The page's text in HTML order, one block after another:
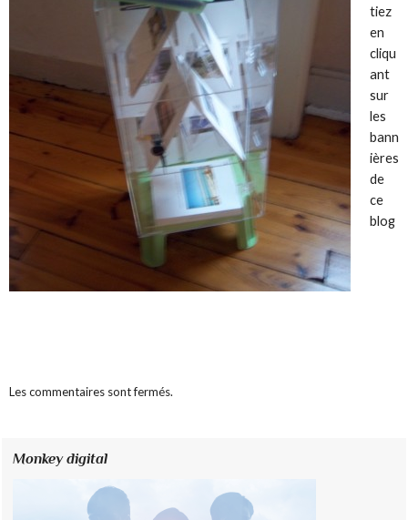
tiez
en
cliqu
ant
sur
les
bann
ières
de
ce
blog
Les commentaires sont fermés.
Monkey digital